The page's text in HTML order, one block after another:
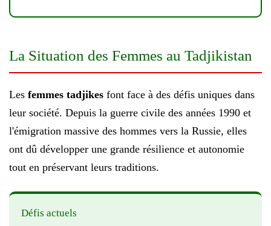
La Situation des Femmes au Tadjikistan
Les femmes tadjikes font face à des défis uniques dans
leur société. Depuis la guerre civile des années 1990 et
l'émigration massive des hommes vers la Russie, elles
ont dû développer une grande résilience et autonomie
tout en préservant leurs traditions.
Défis actuels